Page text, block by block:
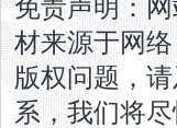
免责声明：
材来源于网
版权问题，
系，我们将